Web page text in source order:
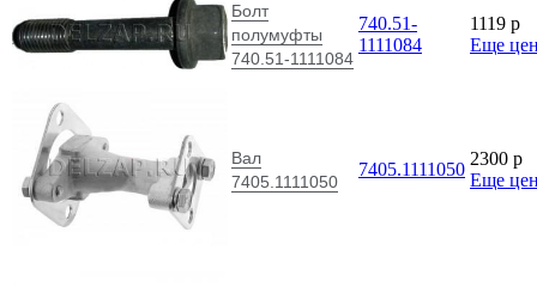
Болт
полумуфты
740.51-1111084
740.51-
1111084
1119 p
Еще
Вал
7405.1111050
7405.1111050
2300 p
Еще